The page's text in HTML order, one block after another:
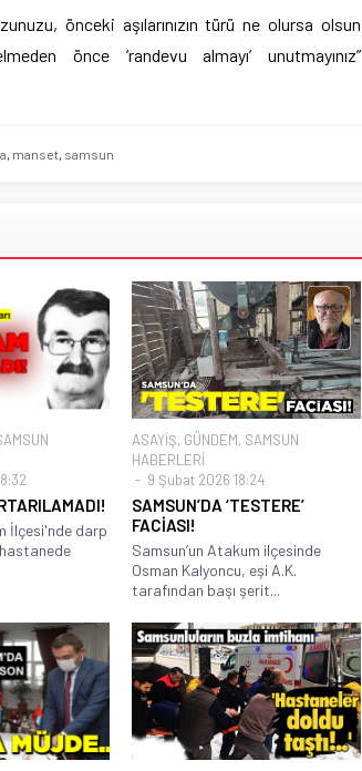
önceki aşılarınızın türü ne olursa olsun
önce ‘randevu almayı’ unutmayınız”
, manset, samsun
İlçesi'nde darp
ASAYİŞ, GÜNDEM, SAMSUN
HABERLERİ
9 Şubat 2026 18:24
SAMSUN’DA ‘TESTERE’
FACİASI!
Samsun’un Atakum ilçesinde
Osman Kalyoncu, eşi A.K.
tarafından başı şerit...